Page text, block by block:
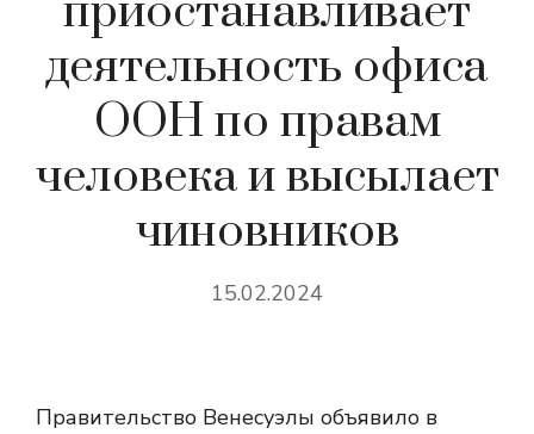
приостанавливает
деятельность офиса
ООН по правам
человека и высылает
чиновников
15.02.2024
Правительство Венесуэлы объявило в